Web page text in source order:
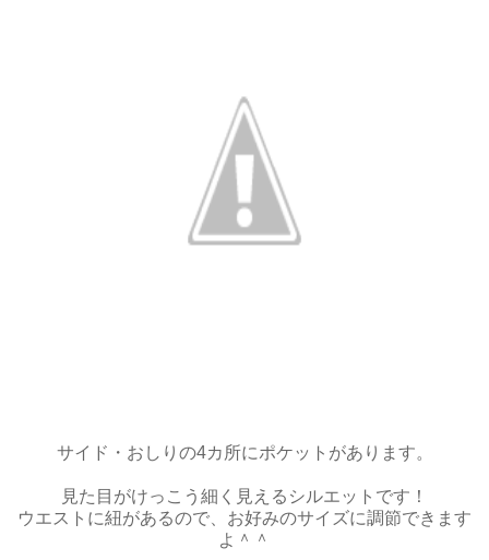
サイド・おしりの4カ所にポケットがあります。
見た目がけっこう細く見えるシルエットです！
ウエストに紐があるので、お好みのサイズに調節できます
よ＾＾